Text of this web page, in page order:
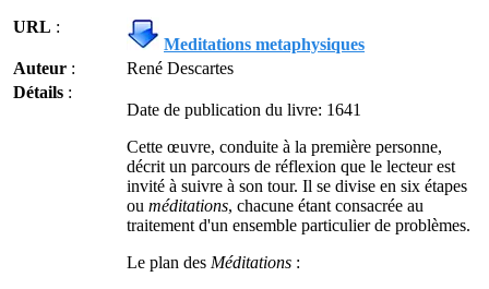
URL :
Meditations metaphysiques
Auteur :
René Descartes
Détails :
Date de publication du livre: 1641
Cette œuvre, conduite à la première personne,
décrit un parcours de réflexion que le lecteur est
invité à suivre à son tour. Il se divise en six étapes
ou méditations, chacune étant consacrée au
traitement d'un ensemble particulier de problèmes.
Le plan des Méditations :